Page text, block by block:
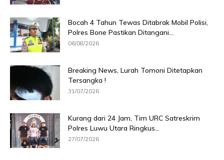
Bocah 4 Tahun Tewas Ditabrak Mobil Polisi,
Polres Bone Pastikan Ditangani...
06/08/2026
Breaking News, Lurah Tomoni Ditetapkan
Tersangka !
31/07/2026
Kurang dari 24 Jam, Tim URC Satreskrim
Polres Luwu Utara Ringkus...
27/07/2026